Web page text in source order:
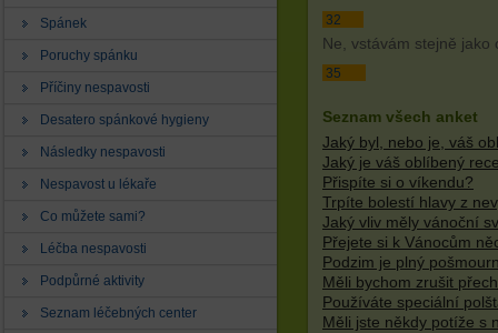
Spánek
Poruchy spánku
Příčiny nespavosti
Desatero spánkové hygieny
Následky nespavosti
Nespavost u lékaře
Co můžete sami?
Léčba nespavosti
Podpůrné aktivity
Seznam léčebných center
32
Ne, vstávám stejně jako
35
Seznam všech anket
Jaký byl, nebo je, váš
Jaký je váš oblíbený
Přispíte si o víkendu?
Trpíte bolestí hlavy z
Jaký vliv měly vánoční
Přejete si k Vánocům
Podzim je plný
Měli bychom zrušit
Používáte speciální
Měli jste někdy potíže s